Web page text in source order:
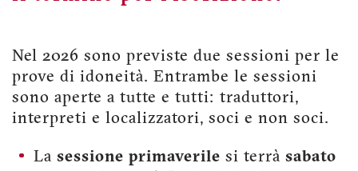
Nel 2026 sono previste due sessioni per le
prove di idoneità. Entrambe le sessioni
sono aperte a tutte e tutti: traduttori,
interpreti e localizzatori, soci e non soci.
La sessione primaverile si terrà sabato